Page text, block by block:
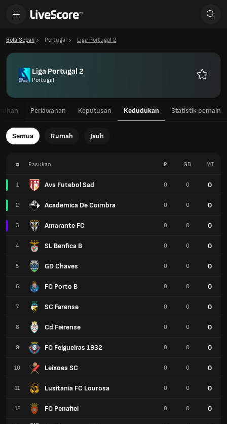
Bola Sepak Portugal Liga Portugal 2
Liga Portugal 2
Portugal
Perlawanan Keputusan Kedudukan Statistik pemain
Semua Rumah Jauh
# Pasukan
1 Avs Futebol Sad
2 Academica De Coimbra
3 Amarante FC
4 SL Benfica B
5 GD Chaves
6 FC Porto B
7 SC Farense
8 Cd Feirense
9 FC Felgueiras 1932
10 Leixoes SC
11 Lusitania FC Lourosa
12 FC Penafiel
P GD MT
0 0 0
0 0 0
0 0 0
0 0 0
0 0 0
0 0 0
0 0 0
0 0 0
0 0 0
0 0 0
0 0 0
0 0 0